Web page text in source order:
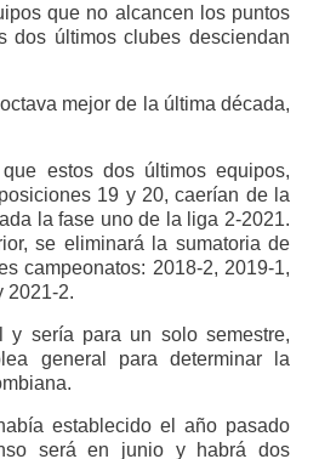
que no alcancen los puntos
dos últimos clubes desciendan
mejor de la última década,
estos dos últimos equipos,
19 y 20, caerían de la
la fase uno de la liga 2-2021.
se eliminará la sumatoria de
campeonatos: 2018-2, 2019-1,
2021-2.
y sería para un solo semestre,
general para determinar la
establecido el año pasado
será en junio y habrá dos